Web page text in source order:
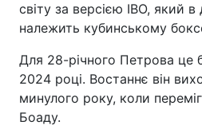
світу за версією IBO, який
належить кубинському
Для 28-річного Петрова це
2024 році. Востаннє він
минулого року, коли
Боаду.